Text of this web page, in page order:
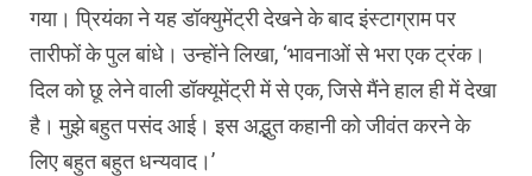
गया। प्रियंका ने यह डॉक्युमेंट्री देखने के बाद इंस्टाग्राम पर
तारीफों के पुल बांधे। उन्होंने लिखा, ‘भावनाओं से भरा एक ट्रंक।
दिल को छू लेने वाली डॉक्यूमेंट्री में से एक, जिसे मैंने हाल ही में देखा
है। मुझे बहुत पसंद आई। इस अद्भुत कहानी को जीवंत करने के
लिए बहुत बहुत धन्यवाद।’